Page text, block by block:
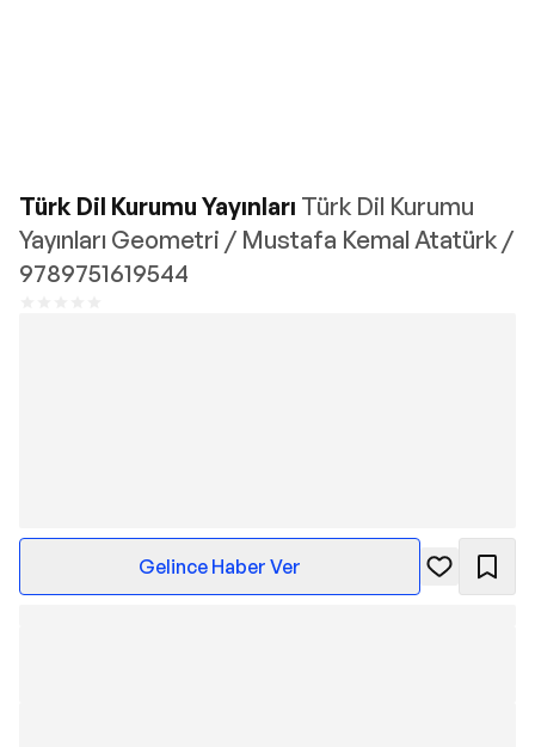
Türk Dil Kurumu Yayınları Türk Dil Kurumu
Yayınları Geometri / Mustafa Kemal Atatürk /
9789751619544
Gelince Haber Ver